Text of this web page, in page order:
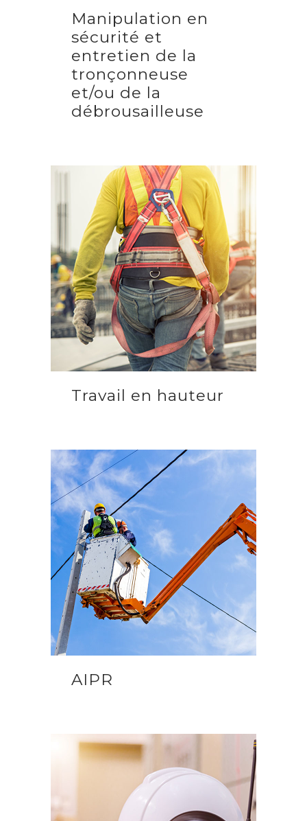
Manipulation en
sécurité et
entretien de la
tronçonneuse
et/ou de la
débrousailleuse
Travail en hauteur
AIPR